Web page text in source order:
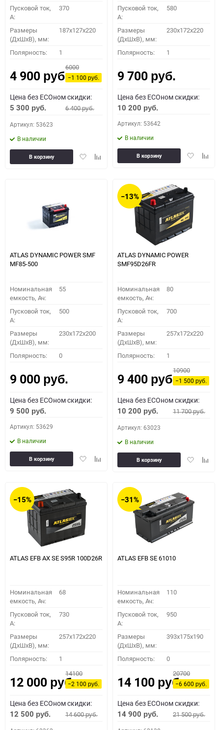
Пусковой ток,
A:
370
Размеры
(ДхШхВ), мм:
187x127x220
Полярность: 1
4 900 руб.
6000
−1 100руб.
Цена без ECOном скидки:
5 300 руб. 6 400руб.
Артикул: 53623
В наличии
ДобавитьДобавить
В корзину
Пусковой ток,
A:
580
Размеры
(ДхШхВ), мм:
230x172x220
Полярность: 1
9 700 руб.
Цена без ECOном скидки:
10 200 руб.
Артикул: 53642
В наличии
Добавить
В корзину
ATLAS DYNAMIC POWER SMF
MF85-500
Номинальная
емкость, Ач:
55
Пусковой ток,
A:
500
Размеры
(ДхШхВ), мм:
230x172x200
Полярность: 0
9 000 руб.
Цена без ECOном скидки:
9 500 руб.
Артикул: 53629
В наличии
ДобавитьДобавить
В корзину
−13%
ATLAS DYNAMIC POWER
SMF95D26FR
Номинальная
емкость, Ач:
80
Пусковой ток,
A:
700
Размеры
(ДхШхВ), мм:
257x172x220
Полярность: 1
9 400 руб.
10900
−1 500руб.
Цена без ECOном скидки:
10 200 руб. 11 700руб.
Артикул: 63023
В наличии
Добавить
В корзину
−15%
ATLAS EFB AX SE S95R 100D26R
Номинальная
емкость, Ач:
68
Пусковой ток,
A:
730
Размеры
(ДхШхВ), мм:
257x172x220
Полярность: 1
12 000 руб.
14100
−2 100руб.
Цена без ECOном скидки:
12 500 руб. 14 600руб.
−31%
ATLAS EFB SE 61010
Номинальная
емкость, Ач:
110
Пусковой ток,
A:
950
Размеры
(ДхШхВ), мм:
393x175x190
Полярность: 0
14 100 руб.
20700
−6 600руб.
Цена без ECOном скидки:
14 900 руб. 21 500руб.